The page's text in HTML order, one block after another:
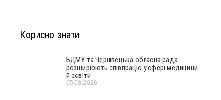
Корисно знати
БДМУ та Чернівецька обласна рада
розширюють співпрацю у сфері медицини
й освіти
05.08.2026